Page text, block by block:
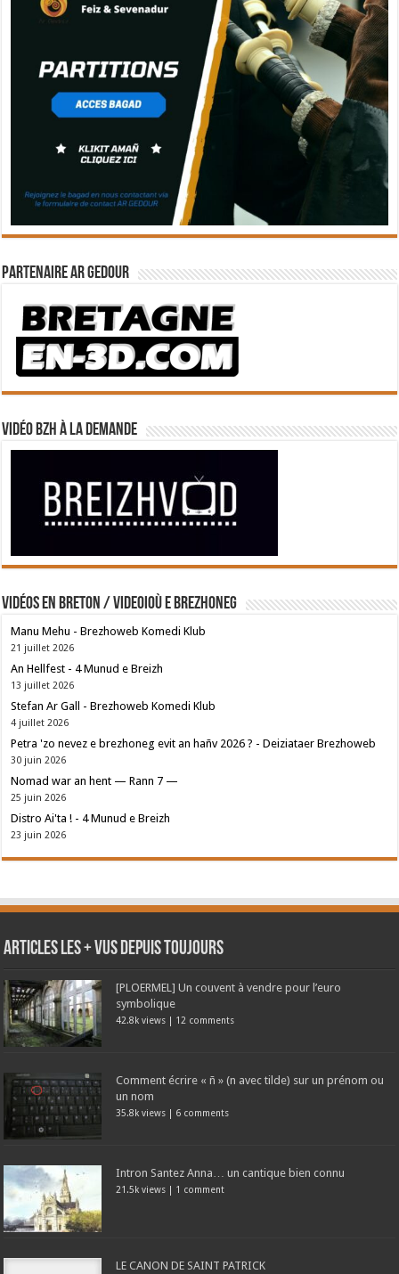
Partenaire Ar Gedour
Vidéo BZH à la demande
Vidéos en breton / Videoioù e brezhoneg
Manu Mehu - Brezhoweb Komedi Klub
21 juillet 2026
An Hellfest - 4 Munud e Breizh
13 juillet 2026
Stefan Ar Gall - Brezhoweb Komedi Klub
4 juillet 2026
Petra 'zo nevez e brezhoneg evit an hañv 2026 ? - Deiziataer Brezhoweb
30 juin 2026
Nomad war an hent — Rann 7 —
25 juin 2026
Distro Ai'ta ! - 4 Munud e Breizh
23 juin 2026
Articles les + vus depuis toujours
[PLOERMEL] Un couvent à vendre pour l’euro
symbolique
42.8k views | 12 comments
Comment écrire « ñ » (n avec tilde) sur un prénom ou
un nom
35.8k views | 6 comments
Intron Santez Anna… un cantique bien connu
21.5k views | 1 comment
LE CANON DE SAINT PATRICK